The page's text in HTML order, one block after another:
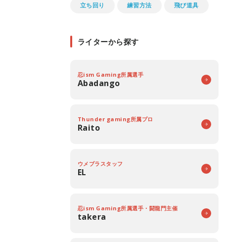
立ち回り 練習方法 飛び道具
ライターから探す
忍ism Gaming所属選手
Abadango
Thunder gaming所属プロ
Raito
ウメブラスタッフ
EL
忍ism Gaming所属選手・闘龍門主催
takera